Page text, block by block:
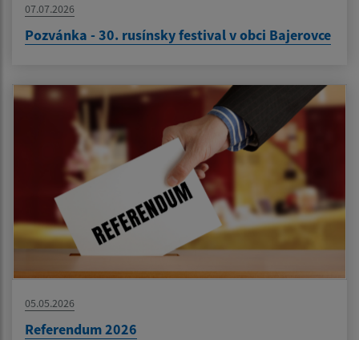
07.07.2026
Pozvánka - 30. rusínsky festival v obci Bajerovce
05.05.2026
Referendum 2026